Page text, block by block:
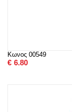
Κωνος 00549
€ 6.80